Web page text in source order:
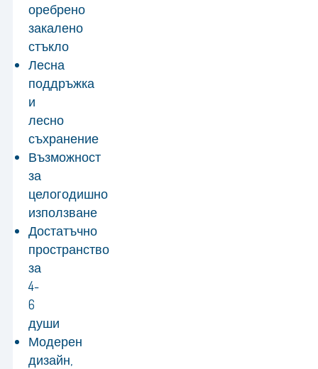
оребрено
закалено
стъкло
Лесна
поддръжка
и
лесно
съхранение
Възможност
за
целогодишно
използване
Достатъчно
пространство
за
4-
6
души
Модерен
дизайн,